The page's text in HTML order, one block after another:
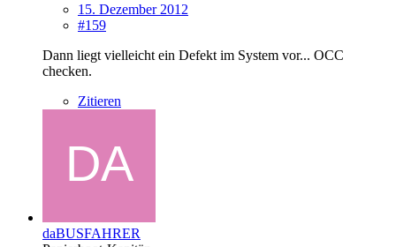
15. Dezember 2012
#159
Dann liegt vielleicht ein Defekt im System vor... OCC
checken.
Zitieren
daBUSFAHRER